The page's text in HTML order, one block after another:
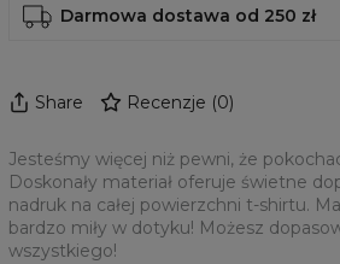
Darmowa dostawa od 250 zł
Share Recenzje (0)
Jesteśmy więcej niż pewni, że
Doskonały materiał oferuje świetne
nadruk na całej powierzchni t-shirtu.
bardzo miły w dotyku! Możesz
wszystkiego!